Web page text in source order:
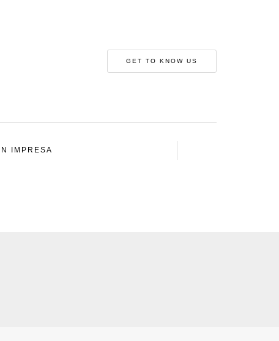
GET TO KNOW US
IMPRESA